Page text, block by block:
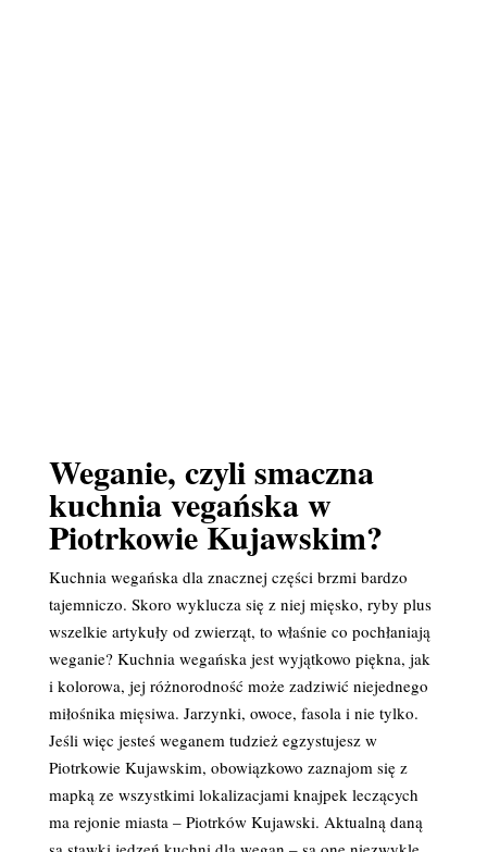
Weganie, czyli smaczna
kuchnia vegańska w
Piotrkowie Kujawskim?
Kuchnia wegańska dla znacznej części brzmi bardzo
tajemniczo. Skoro wyklucza się z niej mięsko, ryby plus
wszelkie artykuły od zwierząt, to właśnie co pochłaniają
weganie? Kuchnia wegańska jest wyjątkowo piękna, jak
i kolorowa, jej różnorodność może zadziwić niejednego
miłośnika mięsiwa. Jarzynki, owoce, fasola i nie tylko.
Jeśli więc jesteś weganem tudzież egzystujesz w
Piotrkowie Kujawskim, obowiązkowo zaznajom się z
mapką ze wszystkimi lokalizacjami knajpek leczących
ma rejonie miasta – Piotrków Kujawski. Aktualną daną